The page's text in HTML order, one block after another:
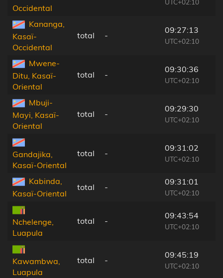
Occidental
UTC+02:10
Kananga,
Kasaï-
Occidental
total -
09:27:13
UTC+02:10
Mwene-
Ditu, Kasaï-
Oriental
total -
09:30:36
UTC+02:10
Mbuji-
Mayi, Kasaï-
Oriental
total -
09:29:30
UTC+02:10
Gandajika,
Kasaï-Oriental
total -
09:31:02
UTC+02:10
Kabinda,
Kasaï-Oriental
total -
09:31:01
UTC+02:10
Nchelenge,
Luapula
total -
09:43:54
UTC+02:10
Kawambwa,
Luapula
total -
09:45:19
UTC+02:10